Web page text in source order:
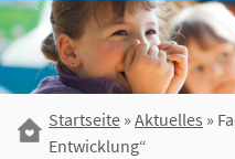
Startseite » Aktuelles »
Entwicklung“